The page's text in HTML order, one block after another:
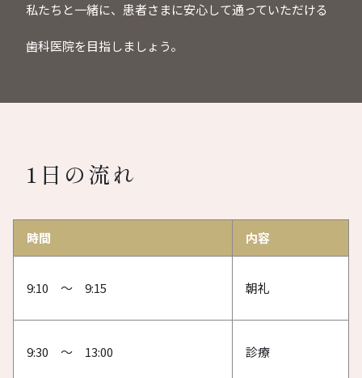
私たちと一緒に、患者さまに安心して通っていただける
歯科医院を目指しましょう。
1日の流れ
時間 内容
9:10 ～ 9:15 朝礼
9:30 ～ 13:00 診療